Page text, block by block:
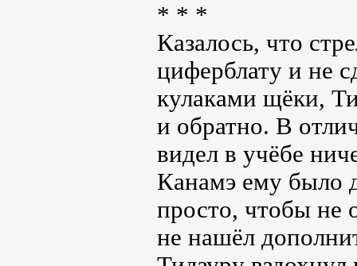
* * *
Казалось, что
циферблату и не
кулаками щёки,
и обратно. В
видел в учёбе
Канамэ ему было
просто, чтобы не
не нашёл